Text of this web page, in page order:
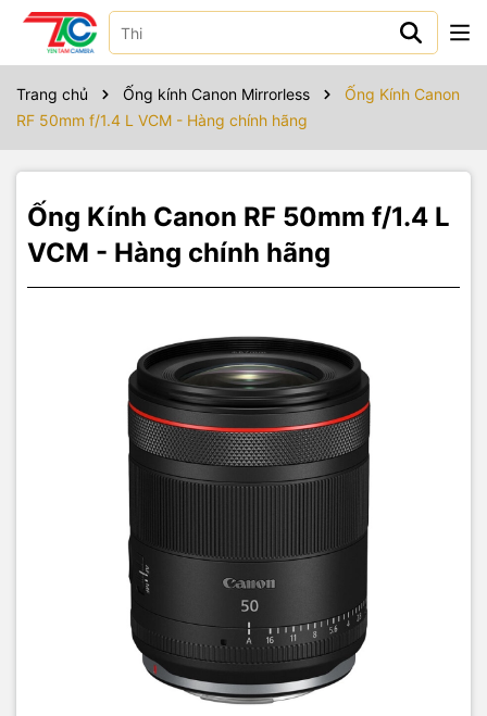
Trang chủ Ống kính Canon Mirrorless
Ống Kính Canon
RF 50mm f/1.4 L VCM - Hàng chính hãng
Ống Kính Canon RF 50mm f/1.4 L
VCM - Hàng chính hãng
Sản phẩm bao gồm